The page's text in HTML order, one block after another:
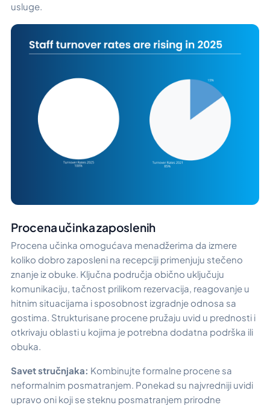
usluge.
Procena učinka zaposlenih
Procena učinka omogućava menadžerima da izmere
koliko dobro zaposleni na recepciji primenjuju stečeno
znanje iz obuke. Ključna područja obično uključuju
komunikaciju, tačnost prilikom rezervacija, reagovanje u
hitnim situacijama i sposobnost izgradnje odnosa sa
gostima. Strukturisane procene pružaju uvid u prednosti i
otkrivaju oblasti u kojima je potrebna dodatna podrška ili
obuka.
Savet stručnjaka: Kombinujte formalne procene sa
neformalnim posmatranjem. Ponekad su najvredniji uvidi
upravo oni koji se steknu posmatranjem prirodne